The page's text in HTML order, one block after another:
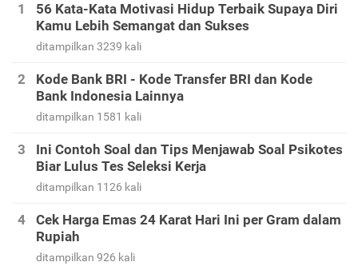
56 Kata-Kata Motivasi Hidup Terbaik Supaya Diri
Kamu Lebih Semangat dan Sukses
ditampilkan 3239 kali
Kode Bank BRI - Kode Transfer BRI dan Kode
Bank Indonesia Lainnya
ditampilkan 1581 kali
Ini Contoh Soal dan Tips Menjawab Soal Psikotes
Biar Lulus Tes Seleksi Kerja
ditampilkan 1126 kali
Cek Harga Emas 24 Karat Hari Ini per Gram dalam
Rupiah
ditampilkan 926 kali